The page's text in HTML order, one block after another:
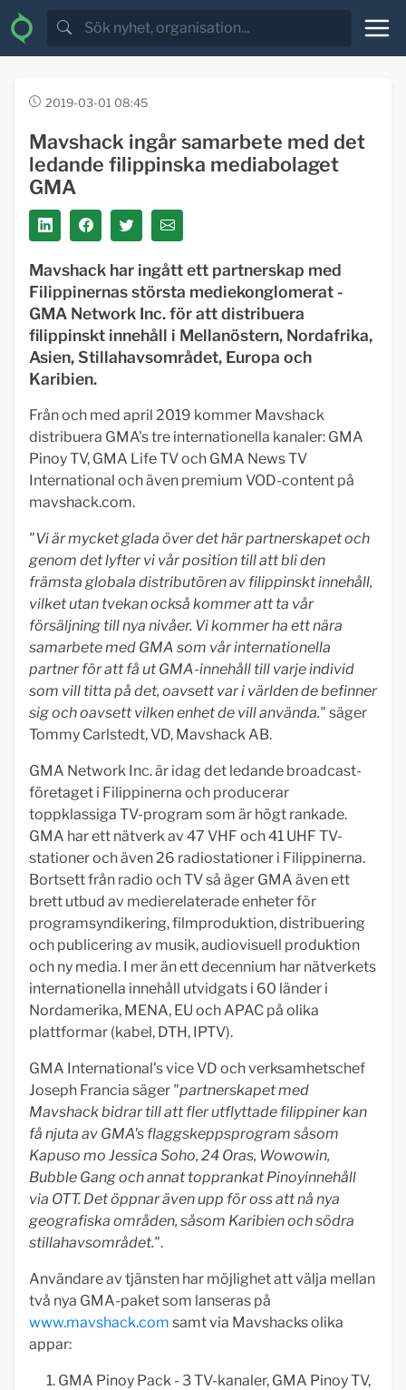
2019-03-01 08:45
Mavshack ingår samarbete med det
ledande filippinska mediabolaget
GMA
Mavshack har ingått ett partnerskap med
Filippinernas största mediekonglomerat -
GMA Network Inc. för att distribuera
filippinskt innehåll i Mellanöstern, Nordafrika,
Asien, Stillahavsområdet, Europa och
Karibien.
Från och med april 2019 kommer Mavshack
distribuera GMA's tre internationella kanaler: GMA
Pinoy TV, GMA Life TV och GMA News TV
International och även premium VOD-content på
mavshack.com.
"Vi är mycket glada över det här partnerskapet och
genom det lyfter vi vår position till att bli den
främsta globala distributören av filippinskt innehåll,
vilket utan tvekan också kommer att ta vår
försäljning till nya nivåer. Vi kommer ha ett nära
samarbete med GMA som vår internationella
partner för att få ut GMA-innehåll till varje individ
som vill titta på det, oavsett var i världen de befinner
sig och oavsett vilken enhet de vill använda." säger
Tommy Carlstedt, VD, Mavshack AB.
GMA Network Inc. är idag det ledande broadcast-
företaget i Filippinerna och producerar
toppklassiga TV-program som är högt rankade.
GMA har ett nätverk av 47 VHF och 41 UHF TV-
stationer och även 26 radiostationer i Filippinerna.
Bortsett från radio och TV så äger GMA även ett
brett utbud av medierelaterade enheter för
programsyndikering, filmproduktion, distribuering
och publicering av musik, audiovisuell produktion
och ny media. I mer än ett decennium har nätverkets
internationella innehåll utvidgats i 60 länder i
Nordamerika, MENA, EU och APAC på olika
plattformar (kabel, DTH, IPTV).
GMA International's vice VD och verksamhetschef
Joseph Francia säger "partnerskapet med
Mavshack bidrar till att fler utflyttade filippiner kan
få njuta av GMA's flaggskeppsprogram såsom
Kapuso mo Jessica Soho, 24 Oras, Wowowin,
Bubble Gang och annat topprankat Pinoyinnehåll
via OTT. Det öppnar även upp för oss att nå nya
geografiska områden, såsom Karibien och södra
stillahavsområdet.".
Användare av tjänsten har möjlighet att välja mellan
två nya GMA-paket som lanseras på
www.mavshack.com samt via Mavshacks olika
appar:
GMA Pinoy Pack - 3 TV-kanaler, GMA Pinoy TV,